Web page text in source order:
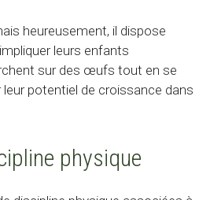
heureusement, il dispose
leurs enfants
sur des œufs tout en se
potentiel de croissance dans
physique